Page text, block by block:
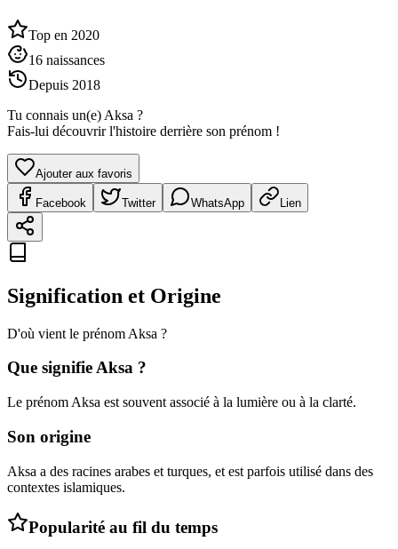
Top en 2020
16 naissances
Depuis 2018
Tu connais un(e) Aksa ?
Fais-lui découvrir l'histoire derrière son prénom !
Ajouter aux favoris
Facebook Twitter WhatsApp Lien
Signification et Origine
D'où vient le prénom Aksa ?
Que signifieAksa ?
Le prénom Aksa est souvent associé à la lumière ou à la clarté.
Son origine
Aksa a des racines arabes et turques, et est parfois utilisé dans des
contextes islamiques.
Popularité au fil du temps